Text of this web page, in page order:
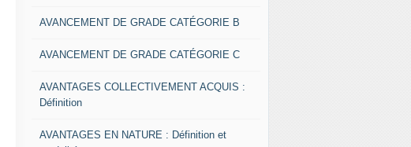
AVANCEMENT DE GRADE CATÉGORIE B
AVANCEMENT DE GRADE CATÉGORIE C
AVANTAGES COLLECTIVEMENT ACQUIS :
Définition
AVANTAGES EN NATURE : Définition et